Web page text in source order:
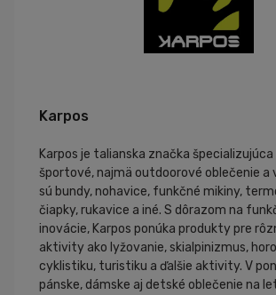
Karpos
Karpos je talianska značka
športové, najmä outdoorové oblečenie a
sú bundy, nohavice, funkčné mikiny,
čiapky, rukavice a iné. S dôrazom na
inovácie, Karpos ponúka produkty pre
aktivity ako lyžovanie, skialpinizmus,
cyklistiku, turistiku a ďalšie aktivity. V
pánske, dámske aj detské oblečenie na